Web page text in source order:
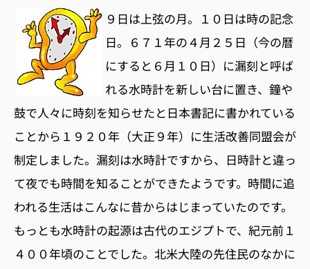
９日は上弦の月。１０日は時の記念
日。６７１年の４月２５日（今の暦
にすると６月１０日）に漏刻と呼ば
れる水時計を新しい台に置き、鐘や
鼓で人々に時刻を知らせたと日本書記に書かれている
ことから１９２０年（大正９年）に生活改善同盟会が
制定しました。漏刻は水時計ですから、日時計と違っ
て夜でも時間を知ることができたようです。時間に追
われる生活はこんなに昔からはじまっていたのです。
もっとも水時計の起源は古代のエジプトで、紀元前１
４００年頃のことでした。北米大陸の先住民のなかに